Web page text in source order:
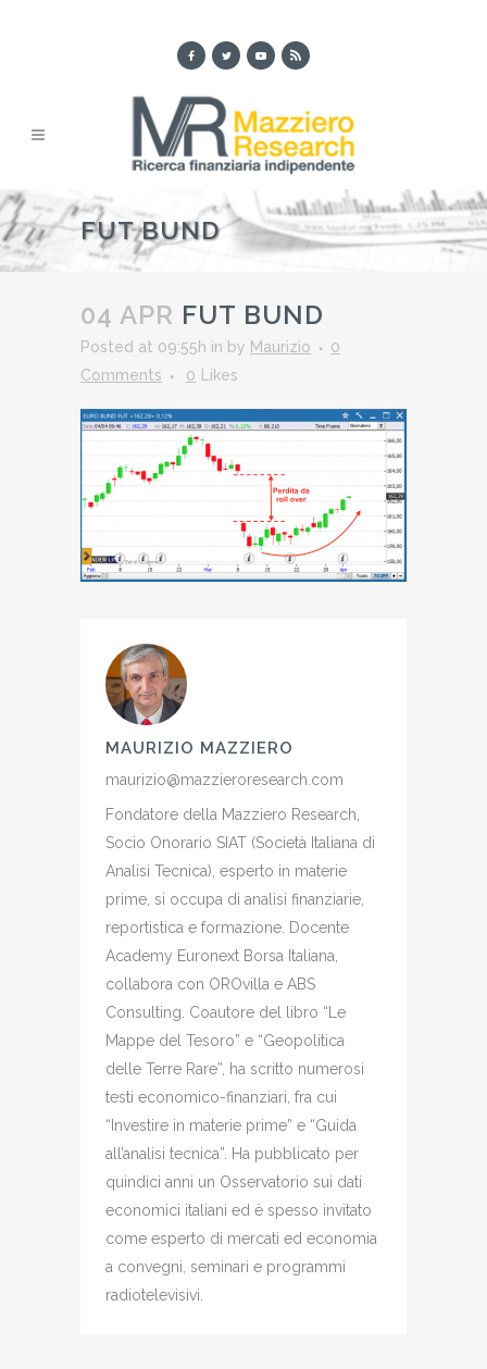
FUT BUND
04 APR FUT BUND
Posted at 09:55h in by Maurizio
0
Comments
0 Likes
MAURIZIO MAZZIERO
maurizio@mazzieroresearch.com
Fondatore della Mazziero Research,
Socio Onorario SIAT (Società Italiana di
Analisi Tecnica), esperto in materie
prime, si occupa di analisi finanziarie,
reportistica e formazione. Docente
Academy Euronext Borsa Italiana,
collabora con OROvilla e ABS
Consulting. Coautore del libro “Le
Mappe del Tesoro” e “Geopolitica
delle Terre Rare”, ha scritto numerosi
testi economico-finanziari, fra cui
“Investire in materie prime” e “Guida
all’analisi tecnica”. Ha pubblicato per
quindici anni un Osservatorio sui dati
economici italiani ed è spesso invitato
come esperto di mercati ed economia
a convegni, seminari e programmi
radiotelevisivi.